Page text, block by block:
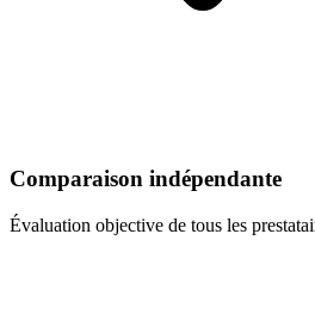
Comparaison indépendante
Évaluation objective de tous les